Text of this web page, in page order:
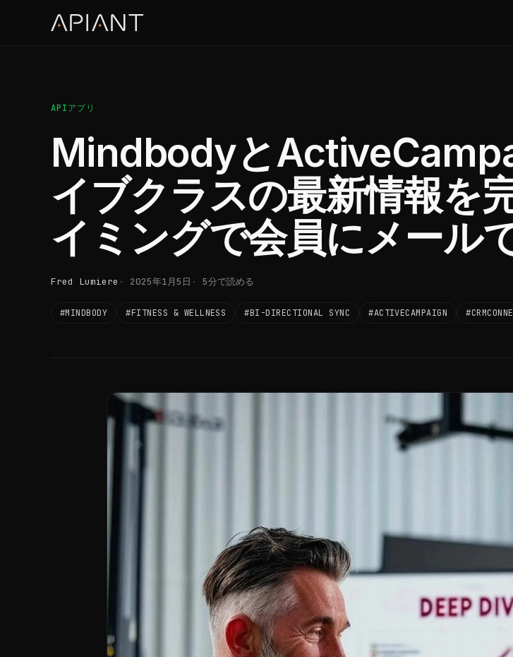
APIアプリ
Mindbodyと
イブクラスの最新情報を
イミングで会員にメール
Fred Lumiere 2025年1月5日 5分で読める
#MINDBODY #FITNESS & WELLNESS #BI-DIRECTIONAL SYNC #ACTIVECAMPAIGN